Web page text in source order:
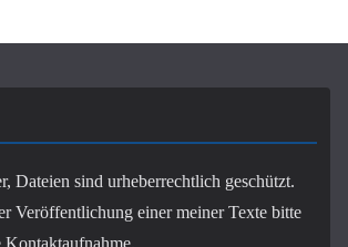
Dateien sind urheberrechtlich geschützt.
Veröffentlichung einer meiner Texte bitte